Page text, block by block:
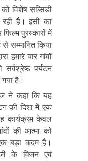
विशेष सब्सिडी
रही है। इसी का
फिल्म पुरस्कारों में
सम्मानित किया
हमारे चार गांवों
पर्यटन
गया है।
ने कहा कि यह
की दिशा में एक
कार्यक्रम केवल
की आत्मा को
बड़ा कदम है।
जी के विजन एवं